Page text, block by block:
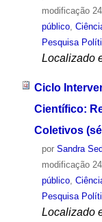
modificação
público,
Pesquisa
Localizado
Ciclo
Científico:
Coletivos
por Sandra
modificação
público,
Pesquisa
Localizado